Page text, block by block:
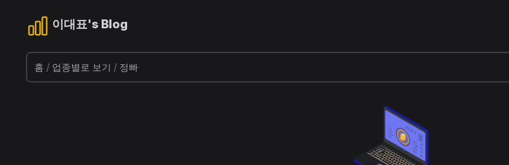
이대표's Blog
홈 / 업종별로 보기 / 정빠